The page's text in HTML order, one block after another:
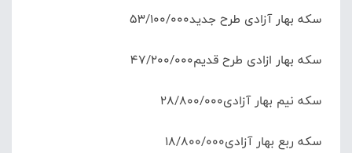
سکه بهار آزادی طرح جدید۵۳/۱۰۰/۰۰۰
سکه بهار ازادی طرح قدیم۴۷/۲۰۰/۰۰۰
سکه نیم بهار آزادی۲۸/۸۰۰/۰۰۰
سکه ربع بهار آزادی۱۸/۸۰۰/۰۰۰